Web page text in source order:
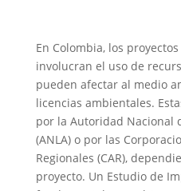
En Colombia, los
involucran el uso de
pueden afectar al medio
licencias ambientales.
por la Autoridad Nacional
(ANLA) o por las
Regionales (CAR),
proyecto. Un Estudio de